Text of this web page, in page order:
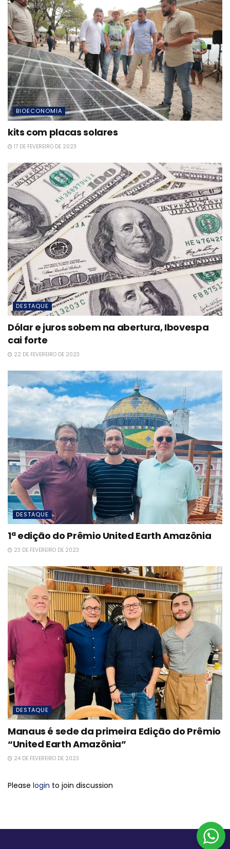
BIOECONOMIA
kits com placas solares
17 DE FEVEREIRO DE 2023
DESTAQUE
Dólar e juros sobem na abertura, Ibovespa
cai forte
22 DE FEVEREIRO DE 2023
DESTAQUE
1ª edição do Prêmio United Earth Amazônia
23 DE FEVEREIRO DE 2023
DESTAQUE
Manaus é sede da primeira Edição do Prêmio
“United Earth Amazônia”
24 DE FEVEREIRO DE 2023
Please login to join discussion